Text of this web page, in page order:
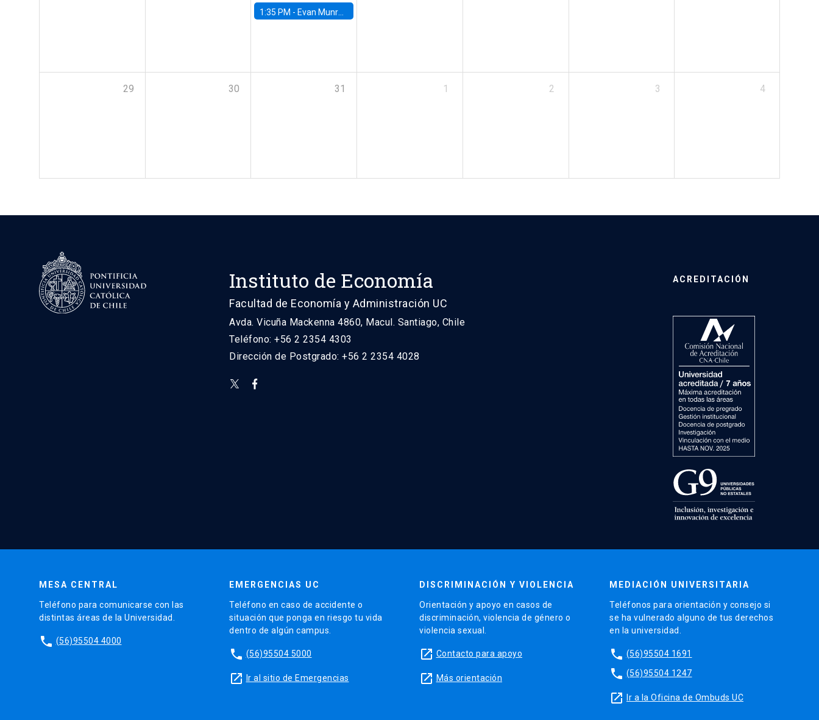
1:35 PM - Evan Munro, Neyman Visiting Assistant Professor in the Department of Statistics at UC Berkeley
29 30 31 1 2 3 4
Instituto de Economía
Facultad de Economía y Administración UC
Avda. Vicuña Mackenna 4860, Macul. Santiago, Chile
Teléfono: +56 2 2354 4303
Dirección de Postgrado: +56 2 2354 4028
ACREDITACIÓN
MESA CENTRAL
Teléfono para comunicarse con las
distintas áreas de la Universidad.
phone (56)95504 4000
EMERGENCIAS UC
Teléfono en caso de accidente o
situación que ponga en riesgo tu vida
dentro de algún campus.
phone (56)95504 5000
launch Ir al sitio de Emergencias
DISCRIMINACIÓN Y VIOLENCIA
Orientación y apoyo en casos de
discriminación, violencia de género o
violencia sexual.
launch Contacto para apoyo
launch Más orientación
MEDIACIÓN UNIVERSITARIA
Teléfonos para orientación y consejo si
se ha vulnerado alguno de tus derechos
en la universidad.
phone (56)95504 1691
phone (56)95504 1247
launch Ir a la Oficina de Ombuds UC